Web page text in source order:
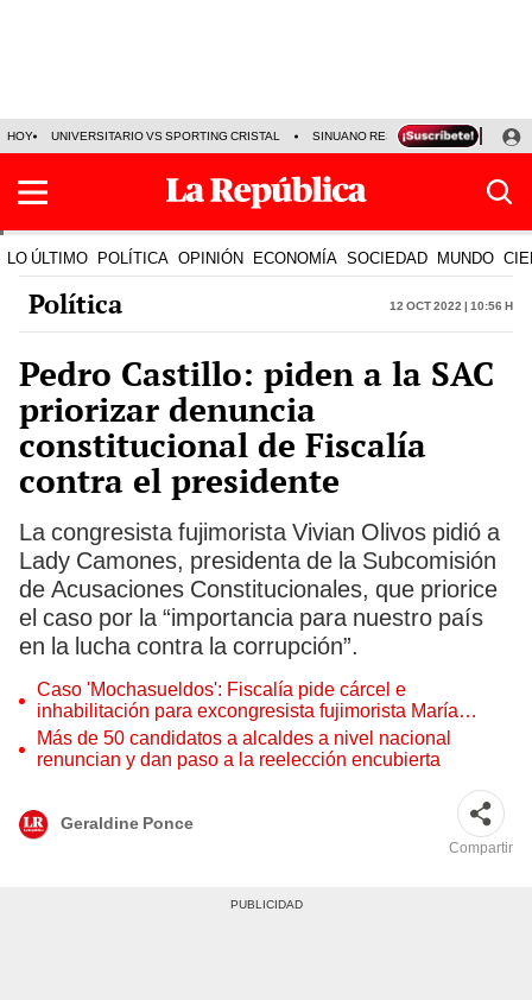
HOY UNIVERSITARIO VS SPORTING CRISTAL SINUANO RESULTADOS HOY
LO ÚLTIMO POLÍTICA OPINIÓN ECONOMÍA SOCIEDAD MUNDO
Política 12 Oct 2022 | 10:56 h
Pedro Castillo: piden a la SAC
priorizar denuncia
constitucional de Fiscalía
contra el presidente
La congresista fujimorista Vivian Olivos pidió a
Lady Camones, presidenta de la Subcomisión
de Acusaciones Constitucionales, que priorice
el caso por la “importancia para nuestro país
en la lucha contra la corrupción”.
Caso 'Mochasueldos': Fiscalía pide cárcel e
inhabilitación para excongresista fujimorista María
Cordero Jon Tay
Más de 50 candidatos a alcaldes a nivel nacional
renuncian y dan paso a la reelección encubierta
Geraldine Ponce
Compartir